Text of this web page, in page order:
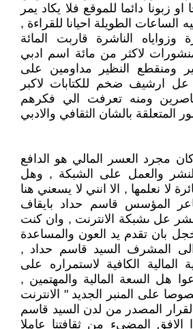
زبونا دائما للموقع فلا يكاد يمر
الساعات الطويلة احيانا للقراءة ,
وزواياه الناشرة قاربت المائة
لاكثر من مائة اسم ادبي
ومنقطع النظير مداومين على
عل ارشيف ضخم للكتابات لاكبر
ومنه تعرفت الي فكرهم
المتعلقة بالشان الثقافي والادبي
مجرد العسر المالي هو الدافع
والعمل على الشبكة , وهل
لا نعلمها , الا انني لا يسعني هنا
المؤسس قاسم حداد بايقاف
عل ىشبكة الانترنت , وان كنت
بان تقدم يد العون والمساعدة
الى المشرف السيد قاسم حداد ,
المالية الكافية لاستمراره على
هل السعة المالية والمهتمين ,
على المنبر الجديد " الانترنت
المصدر من لدن السيد قاسم
المضيء من ثقافتنا عاملا